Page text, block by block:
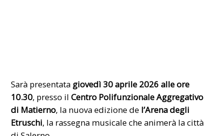
Sarà presentata giovedì 30 aprile 2026 alle ore
10.30, presso ilCentro Polifunzionale Aggregativo
di Matierno, la nuova edizione de l’Arena degli
Etruschi, la rassegna musicale che animerà la città